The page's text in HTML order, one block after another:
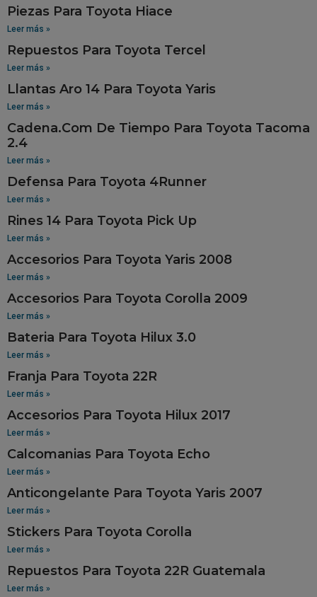
Piezas Para Toyota Hiace
Leer más »
Repuestos Para Toyota Tercel
Leer más »
Llantas Aro 14 Para Toyota Yaris
Leer más »
Cadena.Com De Tiempo Para Toyota Tacoma
2.4
Leer más »
Defensa Para Toyota 4Runner
Leer más »
Rines 14 Para Toyota Pick Up
Leer más »
Accesorios Para Toyota Yaris 2008
Leer más »
Accesorios Para Toyota Corolla 2009
Leer más »
Bateria Para Toyota Hilux 3.0
Leer más »
Franja Para Toyota 22R
Leer más »
Accesorios Para Toyota Hilux 2017
Leer más »
Calcomanias Para Toyota Echo
Leer más »
Anticongelante Para Toyota Yaris 2007
Leer más »
Stickers Para Toyota Corolla
Leer más »
Repuestos Para Toyota 22R Guatemala
Leer más »